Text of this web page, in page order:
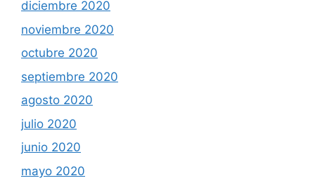
diciembre 2020
noviembre 2020
octubre 2020
septiembre 2020
agosto 2020
julio 2020
junio 2020
mayo 2020